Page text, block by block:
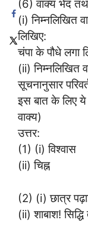
(6) वाक्य भेद
(i) निम्नलिखित
लिखिए:
चंपा के पौधे लगा
(ii) निम्नलिखित
सूचनानुसार
इस बात के लिए ये
वाक्य)
उत्तर:
(1) (i) विश्वास
(ii) चिह्न
(2) (i) छात्र
(ii) शाबाश!